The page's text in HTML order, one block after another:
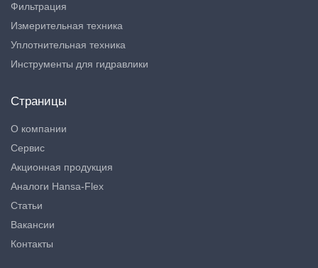
Фильтрация
Измерительная техника
Уплотнительная техника
Инструменты для гидравлики
Страницы
О компании
Сервис
Акционная продукция
Аналоги Hansa-Flex
Статьи
Вакансии
Контакты